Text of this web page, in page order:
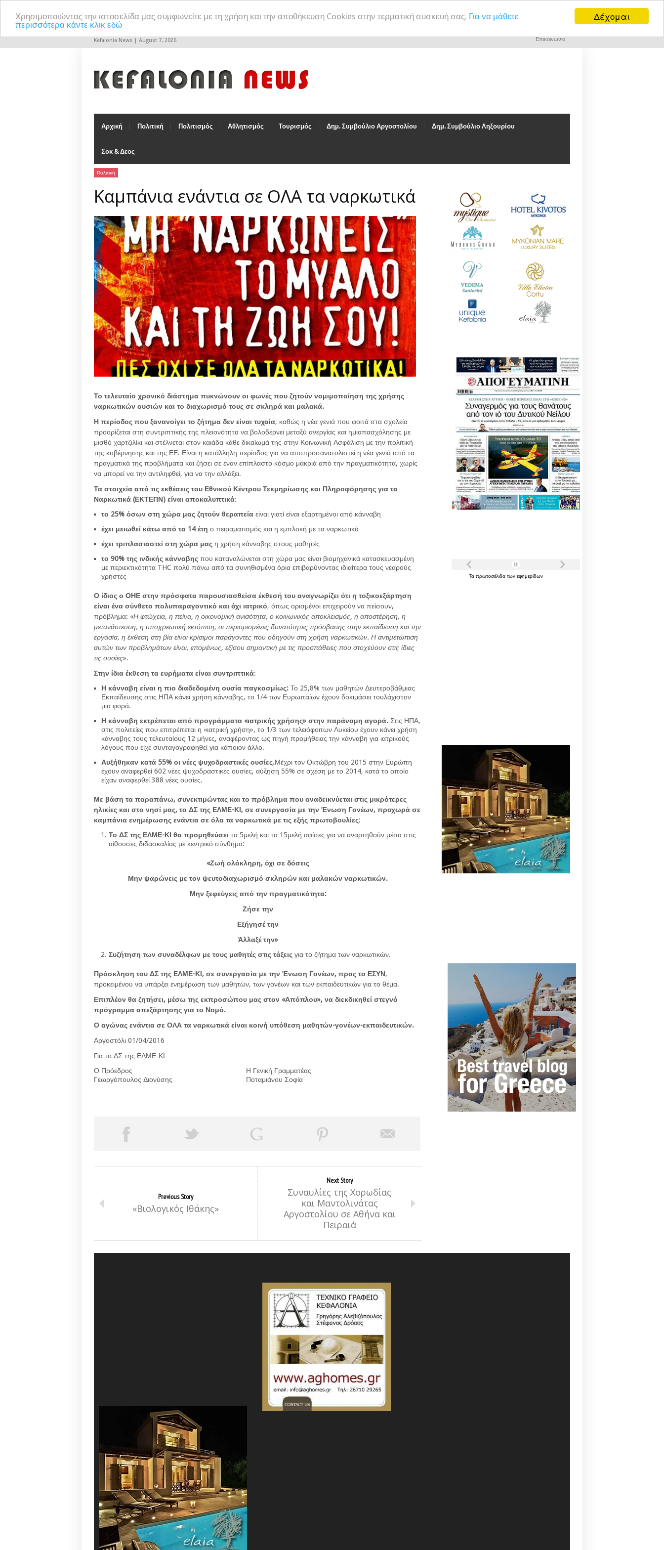
Δέχομαι
Χρησιμοποιώντας την ιστοσελίδα μας συμφωνείτε με τη χρήση και την αποθήκευση Cookies στην τερματική συσκευή σας. Για να μάθετε
περισσότερα κάντε κλικ εδώ
Kefalonia News | August 7, 2026 Επικοινωνία
Αρχική Πολιτική Πολιτισμός Αθλητισμός Τουρισμός Δημ. Συμβούλιο Αργοστολίου Δημ. Συμβούλιο Ληξουρίου
Σοκ & Δεος
Πολιτική
Καμπάνια ενάντια σε ΟΛΑ τα ναρκωτικά
Το τελευταίο χρονικό διάστημα πυκνώνουν οι φωνές που ζητούν νομιμοποίηση της χρήσης
ναρκωτικών ουσιών και το διαχωρισμό τους σε σκληρά και μαλακά.
Η περίοδος που ξανανοίγει το ζήτημα δεν είναι τυχαία, καθώς η νέα γενιά που φοιτά στα σχολεία
προορίζεται στη συντριπτικής της πλειονότητα να βολοδέρνει μεταξύ ανεργίας και ημιαπασχόλησης με
μισθό χαρτζιλίκι και στέλνεται στον καιάδα κάθε δικαίωμά της στην Κοινωνική Ασφάλιση με την πολιτική
της κυβέρνησης και της ΕΕ. Είναι η κατάλληλη περίοδος για να αποπροσανατολιστεί η νέα γενιά από τα
πραγματικά της προβλήματα και ζήσει σε έναν επίπλαστο κόσμο μακριά από την πραγματικότητα, χωρίς
να μπορεί να την αντιληφθεί, για να την αλλάξει.
Τα στοιχεία από τις εκθέσεις του Εθνικού Κέντρου Τεκμηρίωσης και Πληροφόρησης για τα
Ναρκωτικά (ΕΚΤΕΠΝ) είναι αποκαλυπτικά:
το 25% όσων στη χώρα μας ζητούν θεραπεία είναι γιατί είναι εξαρτημένοι από κάνναβη
έχει μειωθεί κάτω από τα 14 έτη ο πειραματισμός και η εμπλοκή με τα ναρκωτικά
έχει τριπλασιαστεί στη χώρα μας η χρήση κάνναβης στους μαθητές
το 90% της ινδικής κάνναβης που καταναλώνεται στη χώρα μας είναι βιομηχανικά κατασκευασμένη
με περιεκτικότητα THC πολύ πάνω από τα συνηθισμένα όρια επιβαρύνοντας ιδιαίτερα τους νεαρούς
χρήστες
Ο ίδιος ο ΟΗΕ στην πρόσφατα παρουσιασθείσα έκθεσή του αναγνωρίζει ότι η τοξικοεξάρτηση
είναι ένα σύνθετο πολυπαραγοντικό και όχι ιατρικό, όπως ορισμένοι επιχειρούν να πείσουν,
πρόβλημα: «Η φτώχεια, η πείνα, η οικονομική ανισότητα, ο κοινωνικός αποκλεισμός, η αποστέρηση, η
μετανάστευση, η υποχρεωτική εκτόπιση, οι περιορισμένες δυνατότητες πρόσβασης στην εκπαίδευση και την
εργασία, η έκθεση στη βία είναι κρίσιμοι παράγοντες που οδηγούν στη χρήση ναρκωτικών. Η αντιμετώπιση
αυτών των προβλημάτων είναι, επομένως, εξίσου σημαντική με τις προσπάθειες που στοχεύουν στις ίδιες
τις ουσίες».
Στην ίδια έκθεση τα ευρήματα είναι συντριπτικά:
Η κάνναβη είναι η πιο διαδεδομένη ουσία παγκοσμίως: Το 25,8% των μαθητών Δευτεροβάθμιας
Εκπαίδευσης στις ΗΠΑ κάνει χρήση κάνναβης, το 1/4 των Ευρωπαίων έχουν δοκιμάσει τουλάχιστον
μια φορά.
Η κάνναβη εκτρέπεται από προγράμματα «ιατρικής χρήσης» στην παράνομη αγορά. Στις ΗΠΑ,
στις πολιτείες που επιτρέπεται η «ιατρική χρήση», το 1/3 των τελειόφοιτων Λυκείου έχουν κάνει χρήση
κάνναβης τους τελευταίους 12 μήνες, αναφέροντας ως πηγή προμήθειας την κάνναβη για ιατρικούς
λόγους που είχε συνταγογραφηθεί για κάποιον άλλο.
Αυξήθηκαν κατά 55% οι νέες ψυχοδραστικές ουσίες.Μέχρι τον Οκτώβρη του 2015 στην Ευρώπη
έχουν αναφερθεί 602 νέες ψυχοδραστικές ουσίες, αύξηση 55% σε σχέση με το 2014, κατά το οποίο
είχαν αναφερθεί 388 νέες ουσίες.
Με βάση τα παραπάνω, συνεκτιμώντας και το πρόβλημα που αναδεικνύεται στις μικρότερες
ηλικίες και στο νησί μας, το ΔΣ της ΕΛΜΕ-ΚΙ, σε συνεργασία με την Ένωση Γονέων, προχωρά σε
καμπάνια ενημέρωσης ενάντια σε όλα τα ναρκωτικά με τις εξής πρωτοβουλίες:
Το ΔΣ της ΕΛΜΕ-ΚΙ θα προμηθεύσει τα 5μελή και τα 15μελή αφίσες για να αναρτηθούν μέσα στις
αίθουσες διδασκαλίας με κεντρικό σύνθημα:
«Ζωή ολόκληρη, όχι σε δόσεις
Μην ψαρώνεις με τον ψευτοδιαχωρισμό σκληρών και μαλακών ναρκωτικών.
Μην ξεφεύγεις από την πραγματικότητα:
Ζήσε την
Εξήγησέ την
Άλλαξέ την»
Συζήτηση των συναδέλφων με τους μαθητές στις τάξεις για το ζήτημα των ναρκωτικών.
Πρόσκληση του ΔΣ της ΕΛΜΕ-ΚΙ, σε συνεργασία με την Ένωση Γονέων, προς το ΕΣΥΝ,
προκειμένου να υπάρξει ενημέρωση των μαθητών, των γονέων και των εκπαιδευτικών για το θέμα.
Επιπλέον θα ζητήσει, μέσω της εκπροσώπου μας στον «Απόπλου», να διεκδικηθεί στεγνό
πρόγραμμα απεξάρτησης για το Νομό.
Ο αγώνας ενάντια σε ΟΛΑ τα ναρκωτικά είναι κοινή υπόθεση μαθητών-γονέων-εκπαιδευτικών.
Αργοστόλι 01/04/2016
Για το ΔΣ της ΕΛΜΕ-ΚΙ
Ο Πρόεδρος
Η Γενική Γραμματέας
Γεωργόπουλος Διονύσης
Ποταμιάνου Σοφία
Previous Story
«Βιολογικός Ιθάκης»
Next Story
Συναυλίες της Χορωδίας
και Μαντολινάτας
Αργοστολίου σε Αθήνα και
Πειραιά
Τα πρωτοσέλιδα των εφημερίδων